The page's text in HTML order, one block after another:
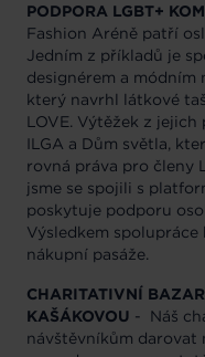
PODPORA LGBT+
Fashion Aréně patří
Jedním z příkladů je
designérem a módním
který navrhl látkové
LOVE. Výtěžek z
ILGA a Dům světla,
rovná práva pro členy
jsme se spojili s
poskytuje podporu
Výsledkem
nákupní pasáže.
CHARITATIVNÍ
KAŠÁKOVOU - Náš
návštěvníkům darovat